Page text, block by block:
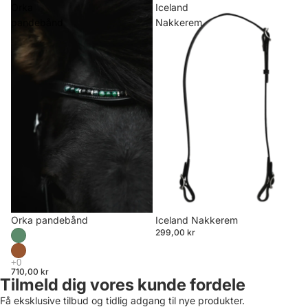
Orka pandebånd
710,00 kr
Iceland
Nakkerem
Iceland Nakkerem
299,00 kr
Tilmeld dig vores kunde fordele
Få eksklusive tilbud og tidlig adgang til nye produkter.